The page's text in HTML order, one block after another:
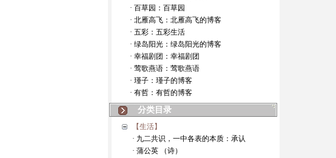
· 百草园：百草园
· 北雁高飞：北雁高飞的博客
· 五彩：五彩生活
· 绿岛阳光：绿岛阳光的博客
· 幸福剧团：幸福剧团
· 莺歌燕语：莺歌燕语
· 瑾子：瑾子的博客
· 有哲：有哲的博客
分类目录
【生活】
· 九二共识，一中各表的本质：承认
· 蒲公英 （诗）